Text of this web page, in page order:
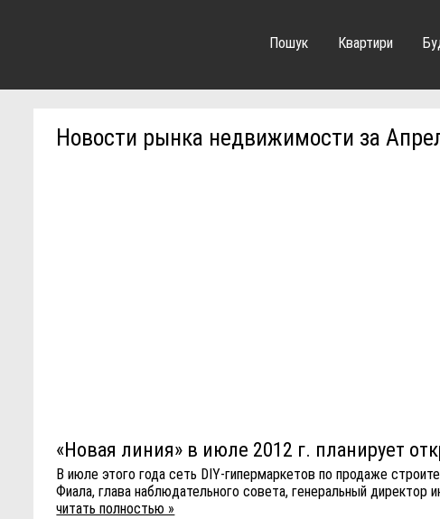
Пошук Квартири
Новости рынка недвижимости за
«Новая линия» в июле 2012 г. планирует
В июле этого года сеть DIY-гипермаркетов по продаже
Фиала, глава наблюдательного совета, генеральный директор
читать полностью »